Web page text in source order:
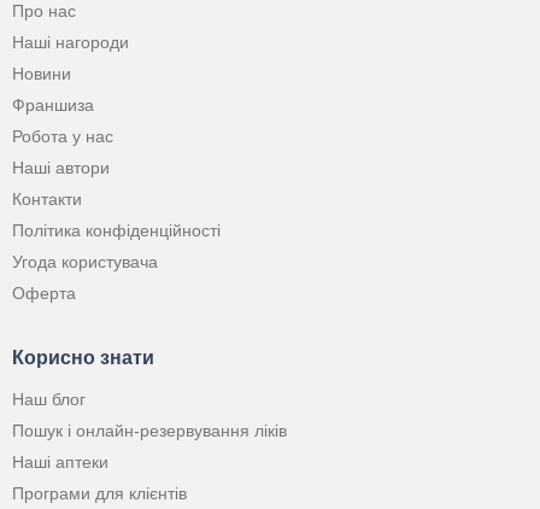
Про нас
Наші нагороди
Новини
Франшиза
Робота у нас
Наші автори
Контакти
Політика конфіденційності
Угода користувача
Оферта
Корисно знати
Наш блог
Пошук і онлайн-резервування ліків
Наші аптеки
Програми для клієнтів